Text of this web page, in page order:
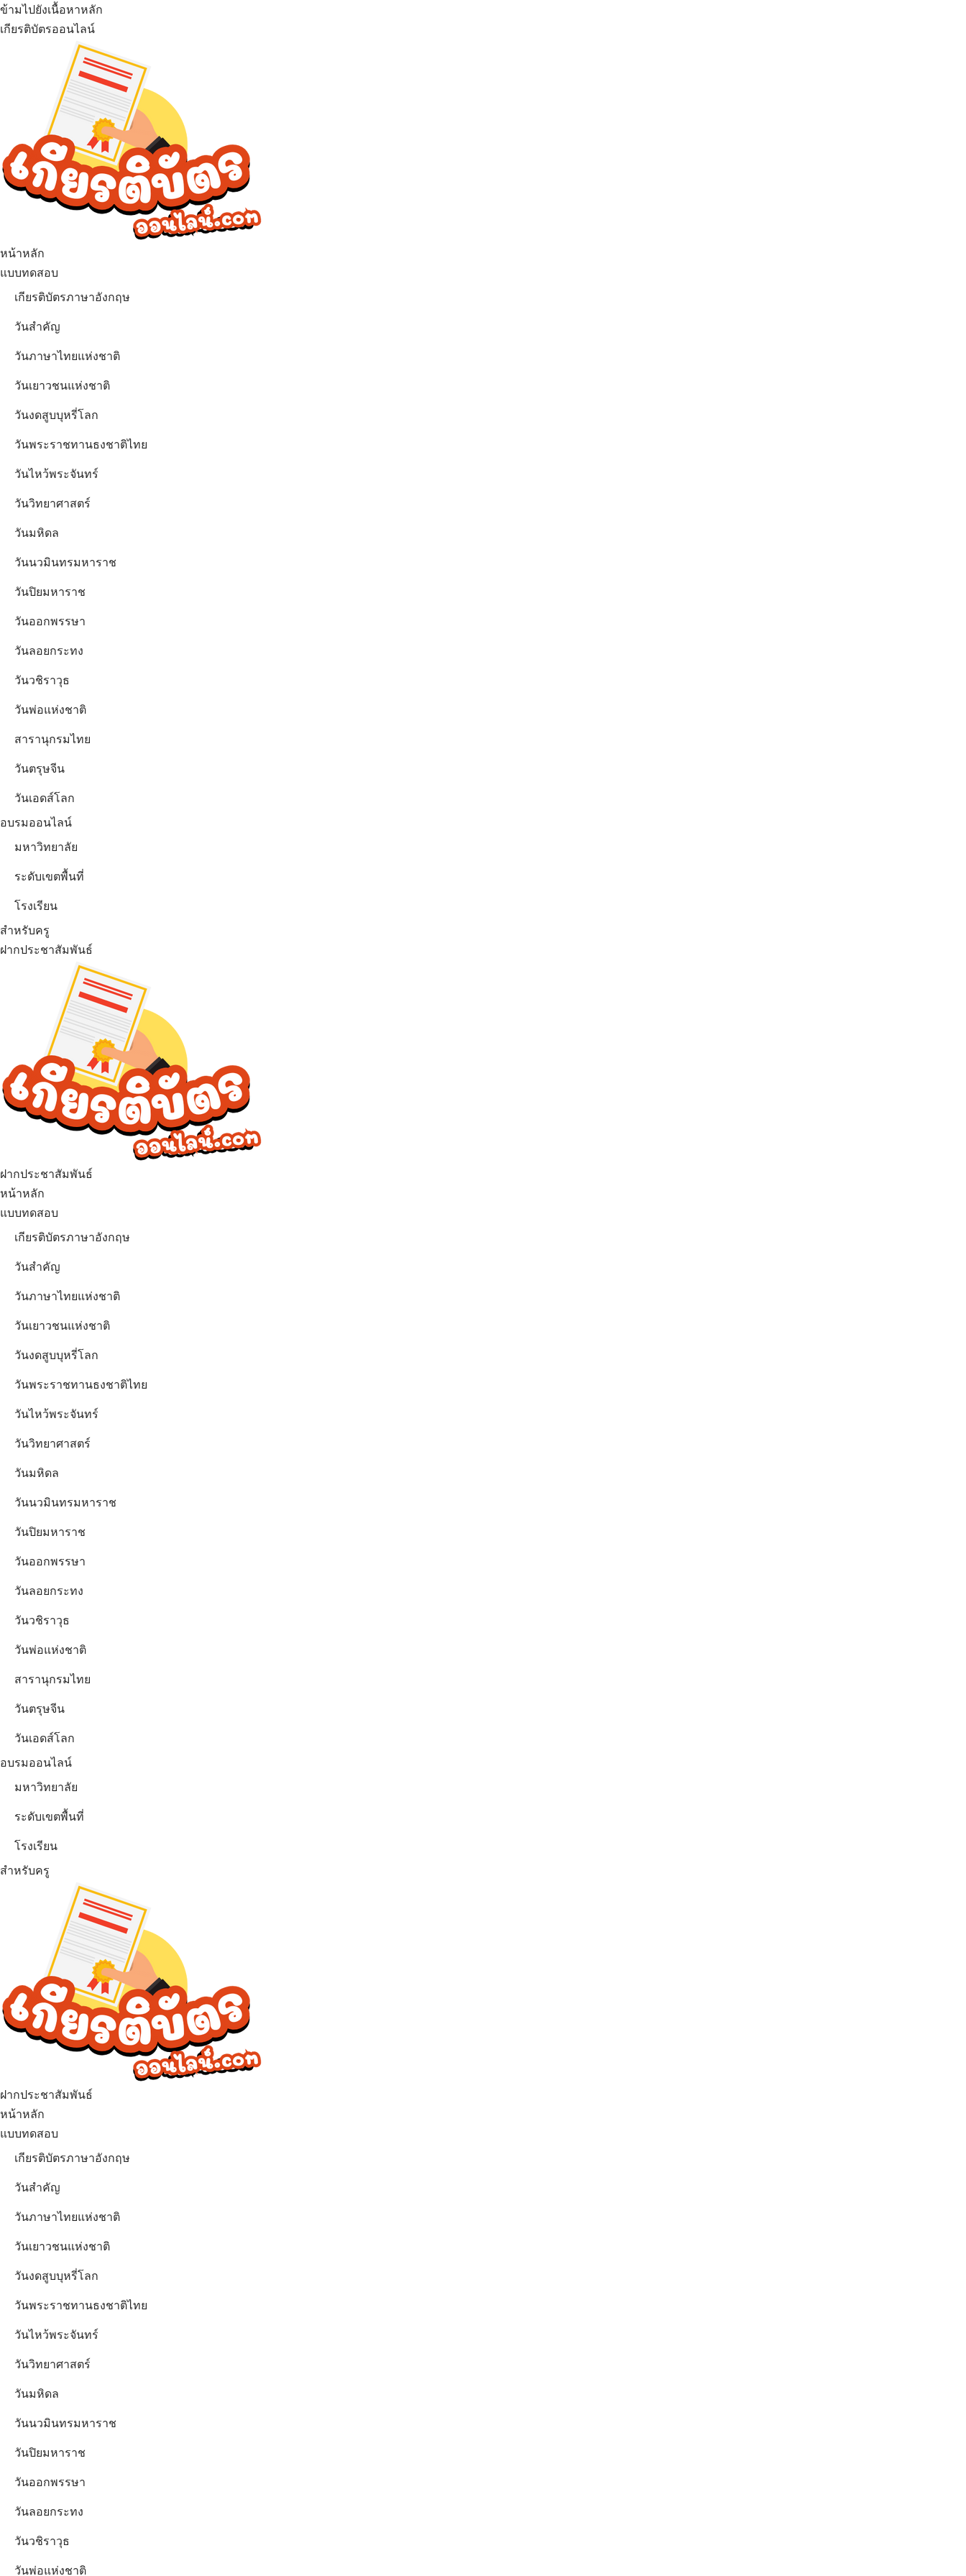
ข้ามไปยังเนื้อหาหลัก
เกียรติบัตรออนไลน์
เมนู
หน้าหลัก
แบบทดสอบ
เกียรติบัตรภาษาอังกฤษ
วันสำคัญ
วันภาษาไทยแห่งชาติ
วันเยาวชนแห่งชาติ
วันงดสูบบุหรี่โลก
วันพระราชทานธงชาติไทย
วันไหว้พระจันทร์​
วันวิทยาศาสตร์
วันมหิดล
วันนวมินทรมหาราช
วันปิยมหาราช
วันออกพรรษา
วันลอยกระทง
วันวชิราวุธ
วันพ่อแห่งชาติ
สารานุกรมไทย
วันตรุษจีน
วันเอดส์โลก
อบรมออนไลน์
มหาวิทยาลัย
ระดับเขตพื้นที่
โรงเรียน
สำหรับครู
ฝากประชาสัมพันธ์
ฝากประชาสัมพันธ์
เมนู
หน้าหลัก
แบบทดสอบ
เกียรติบัตรภาษาอังกฤษ
วันสำคัญ
วันภาษาไทยแห่งชาติ
วันเยาวชนแห่งชาติ
วันงดสูบบุหรี่โลก
วันพระราชทานธงชาติไทย
วันไหว้พระจันทร์​
วันวิทยาศาสตร์
วันมหิดล
วันนวมินทรมหาราช
วันปิยมหาราช
วันออกพรรษา
วันลอยกระทง
วันวชิราวุธ
วันพ่อแห่งชาติ
สารานุกรมไทย
วันตรุษจีน
วันเอดส์โลก
อบรมออนไลน์
มหาวิทยาลัย
ระดับเขตพื้นที่
โรงเรียน
สำหรับครู
ฝากประชาสัมพันธ์
เมนู
หน้าหลัก
แบบทดสอบ
เกียรติบัตรภาษาอังกฤษ
วันสำคัญ
วันภาษาไทยแห่งชาติ
วันเยาวชนแห่งชาติ
วันงดสูบบุหรี่โลก
วันพระราชทานธงชาติไทย
วันไหว้พระจันทร์​
วันวิทยาศาสตร์
วันมหิดล
วันนวมินทรมหาราช
วันปิยมหาราช
วันออกพรรษา
วันลอยกระทง
วันวชิราวุธ
วันพ่อแห่งชาติ